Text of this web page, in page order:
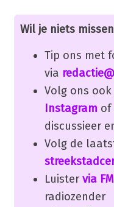
Wil je niets
Tip ons met
via
Volg ons ook
Instagram of
discussieer
Volg de
Luister via
radiozender